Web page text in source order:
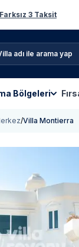
3 Taksit
Bölgeleri
/Villa Montierra